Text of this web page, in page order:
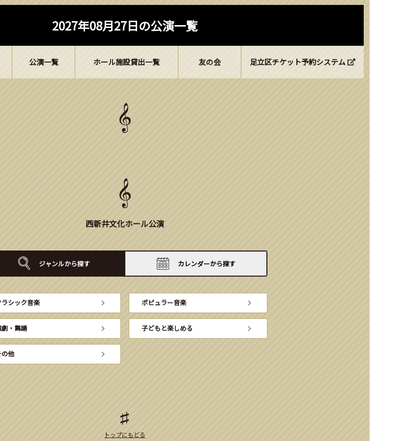
2027年08月27日の公演一覧
公演一覧 ホール施設貸出一覧 友の会 足立区チケット予約システム
西新井文化ホール公演
ジャンルから探す カレンダーから探す
ラシック音楽 ポピュラー音楽
劇・舞踊 子どもと楽しめる
の他
トップにもどる